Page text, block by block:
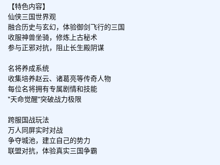
【特色内容】
仙侠三国世界观
融合历史与玄幻，体验御剑飞行的三国
收服神兽坐骑，修炼上古秘术
参与正邪对抗，阻止长生殿阴谋
名将养成系统
收集培养赵云、诸葛亮等传奇人物
每位名将拥有专属剧情和技能
"天命觉醒"突破战力极限
跨服国战玩法
万人同屏实时对战
争夺城池，建立自己的势力
联盟对抗，体验真实三国争霸